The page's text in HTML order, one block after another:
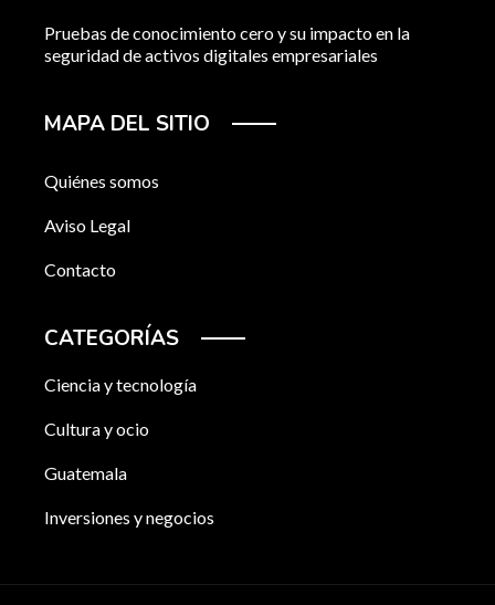
Pruebas de conocimiento cero y su impacto en la
seguridad de activos digitales empresariales
MAPA DEL SITIO
Quiénes somos
Aviso Legal
Contacto
CATEGORÍAS
Ciencia y tecnología
Cultura y ocio
Guatemala
Inversiones y negocios